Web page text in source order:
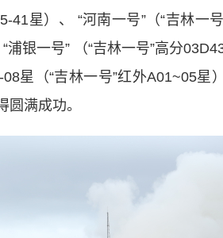
星）、 “河南一号”（“吉林一
浦银一号” （“吉林一号”高分
星（“吉林一号”红外A01~05星
满成功。